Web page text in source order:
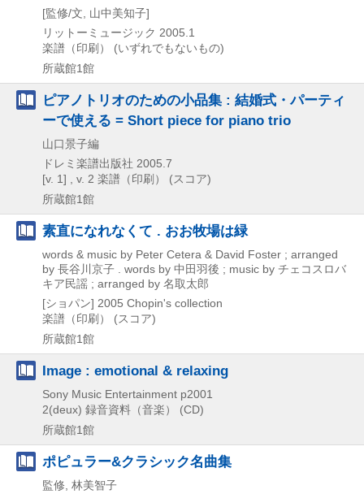
[監修/文, 山中美知子]
リットーミュージック 2005.1
楽譜（印刷） (いずれでもないもの)
所蔵館1館
ピアノトリオのための小品集 : 結婚式・パーティ
ーで使える = Short piece for piano trio
山口景子編
ドレミ楽譜出版社 2005.7
[v. 1] , v. 2 楽譜（印刷） (スコア)
所蔵館1館
素直になれなくて . おお牧場は緑
words & music by Peter Cetera & David Foster ; arranged
by 長谷川京子 . words by 中田羽後 ; music by チェコスロバ
キア民謡 ; arranged by 名取太郎
[ショパン] 2005 Chopin's collection
楽譜（印刷） (スコア)
所蔵館1館
Image : emotional & relaxing
Sony Music Entertainment p2001
2(deux) 録音資料（音楽） (CD)
所蔵館1館
ポピュラー&クラシック名曲集
監修, 林美智子